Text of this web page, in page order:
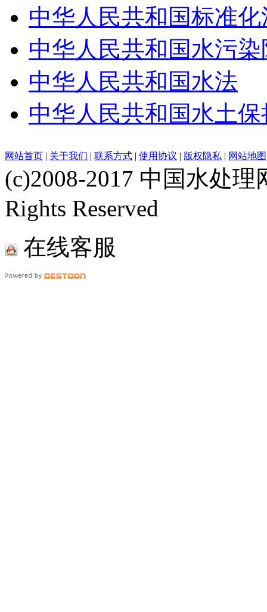
中华人民共和国标准化
中华人民共和国水污
中华人民共和国水法
中华人民共和国水土保
网站首页 | 关于我们 | 联系方式 | 使用协议 | 版权隐私 | 网站地图
(c)2008-2017 中国水处
Rights Reserved
在线客服